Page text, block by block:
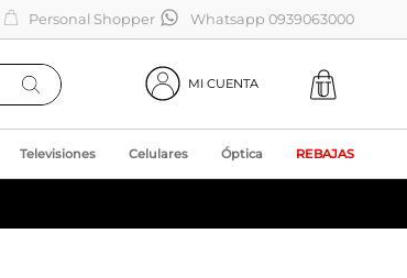
Personal Shopper Whatsapp 0939063000
MI CUENTA
Televisiones Celulares Óptica REBAJAS